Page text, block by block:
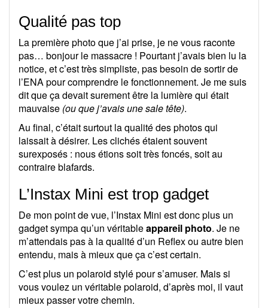
Qualité pas top
La première photo que j’ai prise, je ne vous raconte
pas… bonjour le massacre ! Pourtant j’avais bien lu la
notice, et c’est très simpliste, pas besoin de sortir de
l’ENA pour comprendre le fonctionnement. Je me suis
dit que ça devait surement être la lumière qui était
mauvaise (ou que j’avais une sale tête).
Au final, c’était surtout la qualité des photos qui
laissait à désirer. Les clichés étaient souvent
surexposés : nous étions soit très foncés, soit au
contraire blafards.
L’Instax Mini est trop gadget
De mon point de vue, l’Instax Mini est donc plus un
gadget sympa qu’un véritableappareil photo. Je ne
m’attendais pas à la qualité d’un Reflex ou autre bien
entendu, mais à mieux que ça c’est certain.
C’est plus un polaroid stylé pour s’amuser. Mais si
vous voulez un véritable polaroid, d’après moi, il vaut
mieux passer votre chemin.